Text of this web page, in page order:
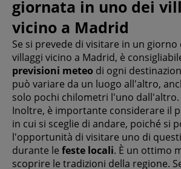
giornata in uno dei
vicino a Madrid
Se si prevede di visitare in un
villaggi vicino a Madrid, è
previsioni meteo di ogni
può variare da un luogo all'altro,
solo pochi chilometri l'uno dall'altro.
Inoltre, è importante considerare il
in cui si sceglie di andare, poiché si
l'opportunità di visitare uno di
durante le feste locali. È un ottimo
scoprire le tradizioni della regione.